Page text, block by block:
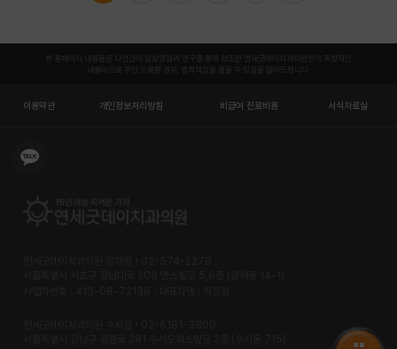
본 홈페이지 내용들은 다년간의 임상경험과 연구를 통해 창조한 연세굿데이치과의원만의 독창적인
내용이므로 무단 도용할 경우, 법적책임을 물을 수 있음을 알려드립니다.
이용약관 개인정보처리방침 비급여 진료비용 서식자료실